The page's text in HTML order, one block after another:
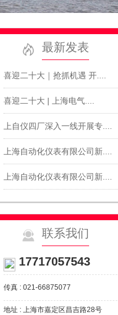
最新发表
喜迎二十大｜抢抓机遇 开....
喜迎二十大 | 上海电气....
上自仪四厂深入一线开展专....
上海自动化仪表有限公司新....
上海自动化仪表有限公司新....
联系我们
17717057543
传真 : 021-66875077
地址 : 上海市嘉定区昌吉路28号